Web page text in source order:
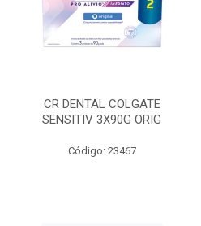
CR DENTAL COLGATE
SENSITIV 3X90G ORIG
Código: 23467